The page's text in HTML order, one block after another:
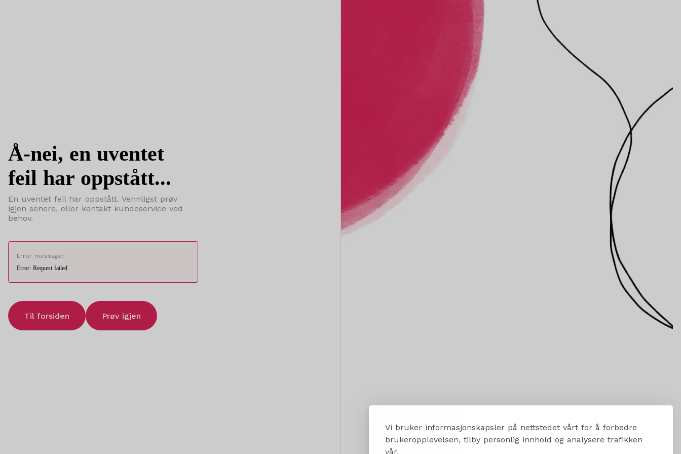
Vi bruker informasjonskapsler på nettstedet vårt for å forbedre
brukeropplevelsen, tilby personlig innhold og analysere trafikken
vår.
Å-nei, en uventet
feil har oppstått...
En uventet feil har oppstått. Vennligst prøv
igjen senere, eller kontakt kundeservice ved
behov.
Error message:
Error: Request failed
Til forsiden Prøv igjen